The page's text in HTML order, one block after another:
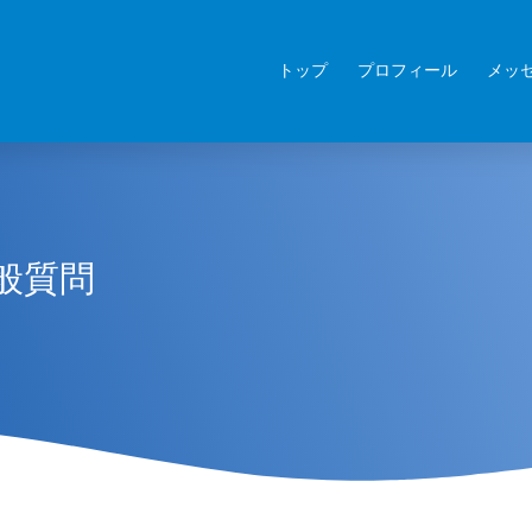
トップ プロフィール メッ
質問